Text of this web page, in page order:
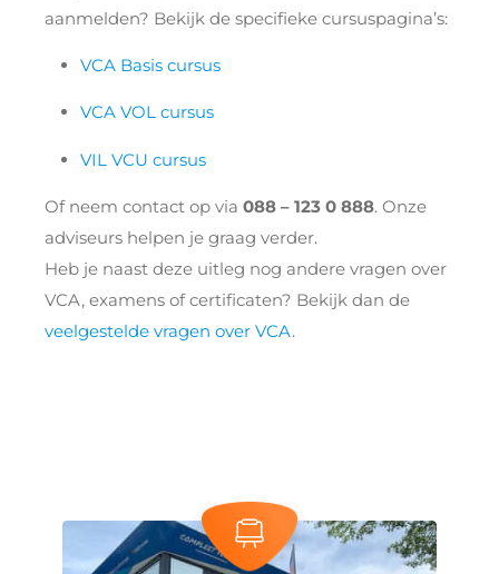
aanmelden? Bekijk de specifieke cursuspagina’s:
VCA Basis cursus
VCA VOL cursus
VIL VCU cursus
Of neem contact op via 088 – 123 0 888. Onze
adviseurs helpen je graag verder.
Heb je naast deze uitleg nog andere vragen over
VCA, examens of certificaten? Bekijk dan de
veelgestelde vragen over VCA.